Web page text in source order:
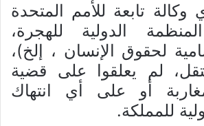
تابعة للأمم المتحدة
الدولية للهجرة،
لحقوق الإنسان ، إلخ)،
لم يعلقوا على قضية
أو على أي انتهاك
للمملكة.